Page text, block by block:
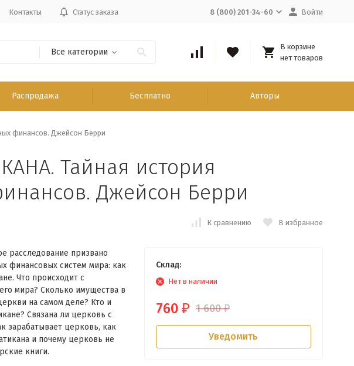
Контакты Статус заказа 8 (800) 201-34-60 Войти
Все категории
В корзине
нет товаров
Распродажа Бесплатно Авторы
финансов. Джейсон Берри
Тайная история
Джейсон Берри
К сравнению В избранное
расследование призвано
финансовых систем мира: как
Что происходит с
мира? Сколько имущества в
на самом деле? Кто и
Связана ли церковь с
зарабатывает церковь, как
и почему церковь не
книги.
Склад:
Нет в наличии
760 ₽ 1 600₽
Уведомить